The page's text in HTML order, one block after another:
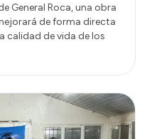
General Roca, una obra
de forma directa
calidad de vida de los